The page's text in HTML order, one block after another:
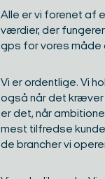
Alle er vi forenet
værdier, der
gps for vores måde
Vi er ordentlige. Vi
også når det kræver
er det, når
mest tilfredse
de brancher vi